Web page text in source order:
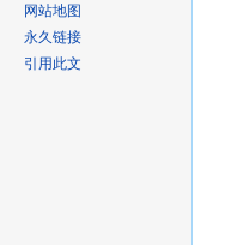
网站地图
永久链接
引用此文